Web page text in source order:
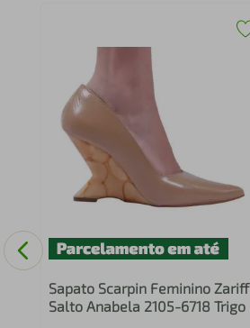
Sapato Scarpin Feminino Zariff
Salto Anabela 2105-6718 Trigo